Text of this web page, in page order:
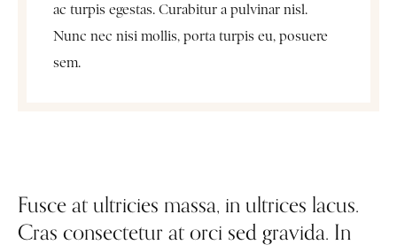
ac turpis egestas. Curabitur a pulvinar nisl.
Nunc nec nisi mollis, porta turpis eu, posuere
sem.
Fusce at ultricies massa, in ultrices lacus.
Cras consectetur at orci sed gravida. In